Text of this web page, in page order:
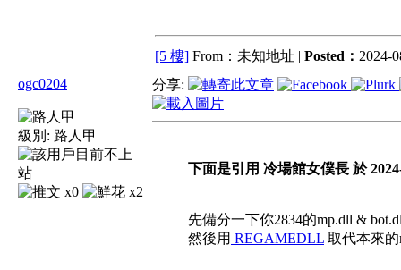
[5 樓] From：未知地址 | Posted： 2024-
ogc0204
級別: 路人甲
x0 x2
分享:
下面是引用 冷場館女僕長 於
先備分一下你2834的mp.dll &
然後用 REGAMEDLL 取代本來